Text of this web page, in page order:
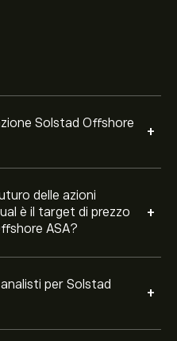
Solstad Offshore
+
delle azioni
è il target di prezzo
ASA?
+
per Solstad
+
prezzi.